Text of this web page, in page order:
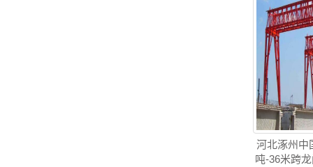
河北涿州中
吨-36米跨